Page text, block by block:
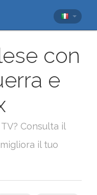
con
e
Consulta il
il tuo